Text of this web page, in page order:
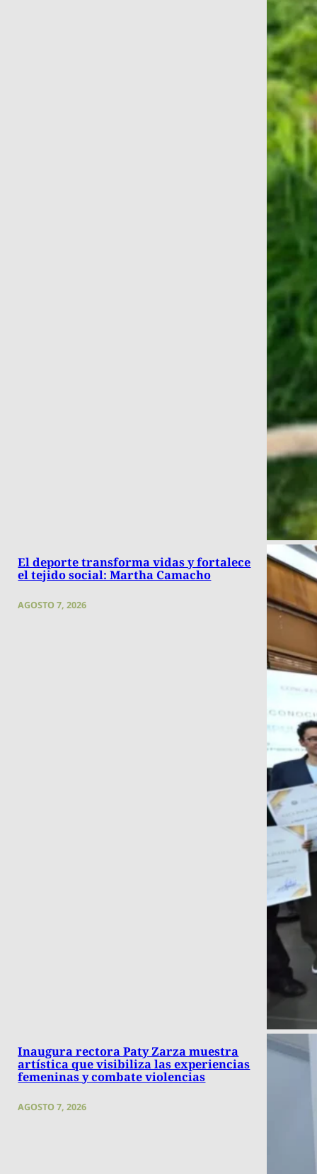
El deporte transforma vidas y fortalece
el tejido social: Martha Camacho
AGOSTO 7, 2026
Inaugura rectora Paty Zarza muestra
artística que visibiliza las experiencias
femeninas y combate violencias
AGOSTO 7, 2026